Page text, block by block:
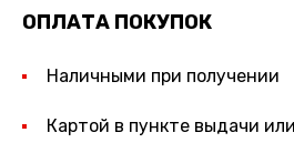
ОПЛАТА ПОКУПОК
Наличными при получении
Картой в пункте выдачи